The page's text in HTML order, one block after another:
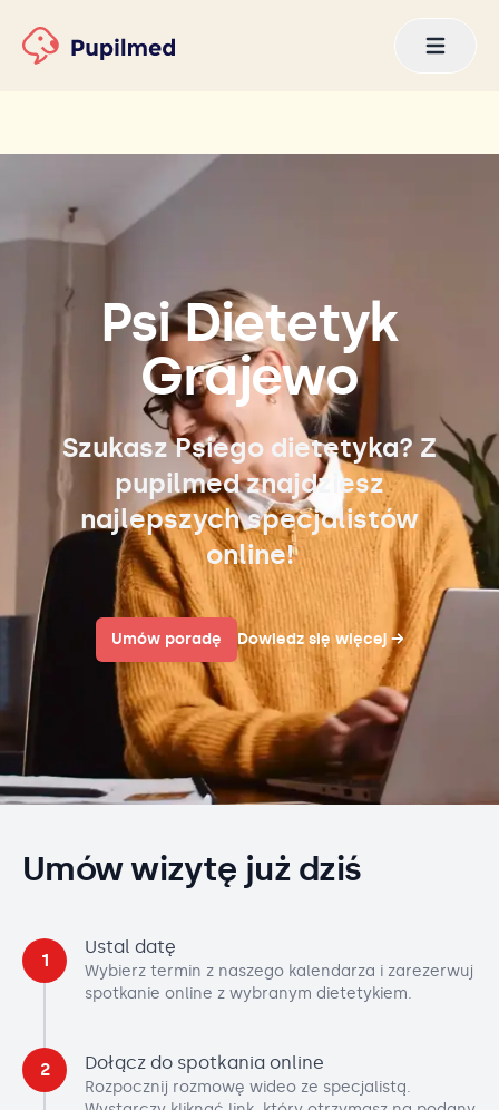
Psi Dietetyk
Grajewo
Szukasz Psiego dietetyka? Z
pupilmed znajdziesz
najlepszych specjalistów
online!
Umów poradę Dowiedz się więcej →
Umów wizytę już dziś
1
Ustal datę
Wybierz termin z naszego kalendarza i zarezerwuj
spotkanie online z wybranym dietetykiem.
2 Dołącz do spotkania online
Rozpocznij rozmowę wideo ze specjalistą.